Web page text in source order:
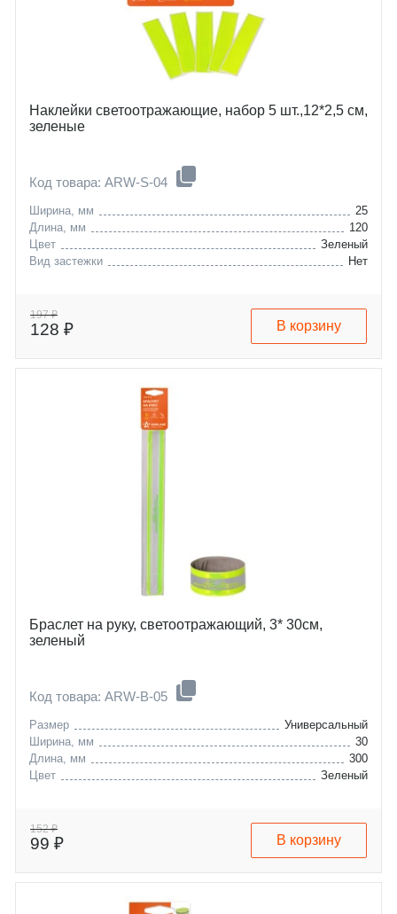
Наклейки светоотражающие, набор 5 шт.,12*2,5 см,
зеленые
Код товара: ARW-S-04
Ширина, мм
25
Длина, мм
120
Цвет
Зеленый
Вид застежки
Нет
197 ₽
128 ₽ В корзину
Браслет на руку, светоотражающий, 3* 30см,
зеленый
Код товара: ARW-B-05
Размер
Универсальный
Ширина, мм
30
Длина, мм
300
Цвет
Зеленый
152 ₽
99 ₽ В корзину